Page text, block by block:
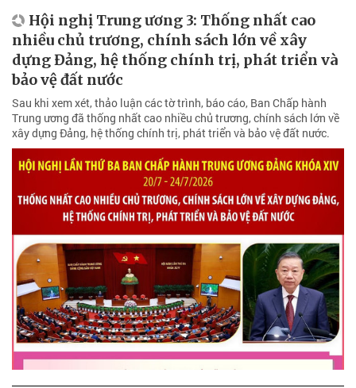
Hội nghị Trung ương 3: Thống nhất cao
nhiều chủ trương, chính sách lớn về xây
dựng Đảng, hệ thống chính trị, phát triển và
bảo vệ đất nước
Sau khi xem xét, thảo luận các tờ trình, báo cáo, Ban Chấp hành
Trung ương đã thống nhất cao nhiều chủ trương, chính sách lớn về
xây dựng Đảng, hệ thống chính trị, phát triển và bảo vệ đất nước.